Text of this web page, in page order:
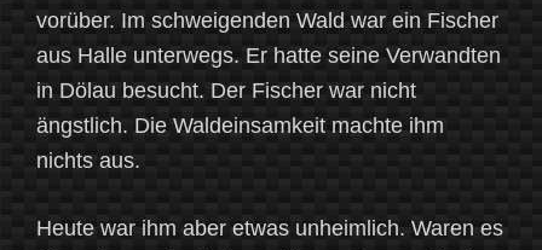
vorüber. Im schweigenden Wald war ein Fischer
aus Halle unterwegs. Er hatte seine Verwandten
in Dölau besucht. Der Fischer war nicht
ängstlich. Die Waldeinsamkeit machte ihm
nichts aus.
Heute war ihm aber etwas unheimlich. Waren es